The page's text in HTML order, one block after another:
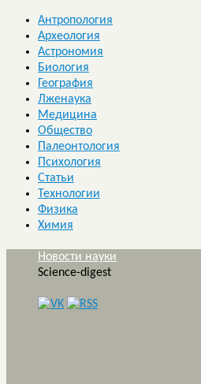
Антропология
Археология
Астрономия
Биология
География
Лженаука
Медицина
Общество
Палеонтология
Психология
Статьи
Технологии
Физика
Химия
Новости науки
Science-digest